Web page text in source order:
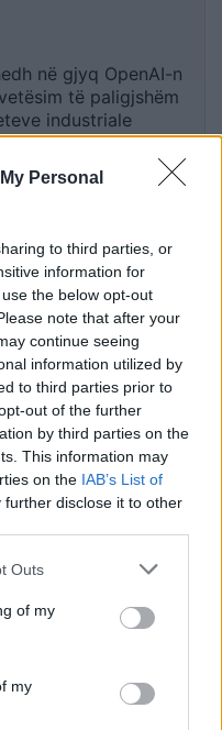
Personal
to third parties, or
information for
the below opt-out
note that after your
continue seeing
information utilized by
to third parties prior to
out of the further
by third parties on the
This information may
on the IAB’s List of
further disclose it to other
Outs
of my
my
në gjyq OpenAI-n
të paligjshëm
industriale
kërkimet arrijnë nivele
robotë humanoidë
të projektuar për
afatgjatë